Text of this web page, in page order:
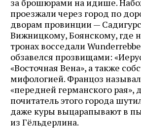
за брошюрами на идише.
проезжали через город по
дворам провинции —
Вижницкому, Боянскому, где
тронах восседали
обзавелся прозвищами:
«Восточная Вена», а также
мифологией. Францоз
«передней германского рая»,
почитатель этого города
даже куры выцарапывают в
из Гёльдерлина.